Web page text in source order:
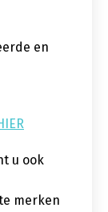
en
u ook
merken